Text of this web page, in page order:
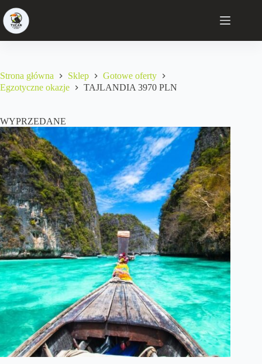
Strona główna Sklep
Gotowe oferty
Egzotyczne okazje
TAJLANDIA 3970 PLN
WYPRZEDANE